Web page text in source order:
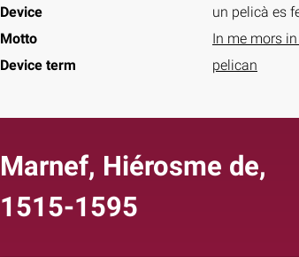
Device
un pelicà es
Motto
In me mors
Device term
pelican
Marnef, Hiérosme de,
1515-1595